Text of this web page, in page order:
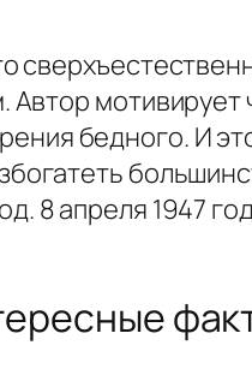
бедного. И
8 апреля 1947